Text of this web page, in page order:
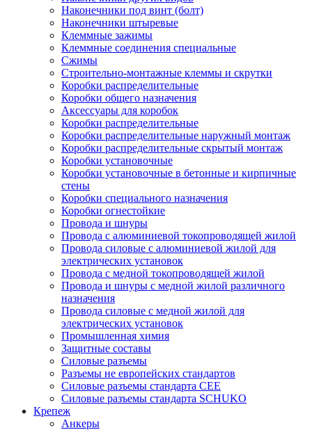
Наконечники под винт (болт)
Наконечники штыревые
Клеммные зажимы
Клеммные соединения специальные
Сжимы
Строительно-монтажные клеммы и скрутки
Коробки распределительные
Коробки общего назначения
Аксессуары для коробок
Коробки распределительные
Коробки распределительные наружный монтаж
Коробки распределительные скрытый монтаж
Коробки установочные
Коробки установочные в бетонные и кирпичные
стены
Коробки специального назначения
Коробки огнестойкие
Провода и шнуры
Провода с алюминиевой токопроводящей жилой
Провода силовые с алюминиевой жилой для
электрических установок
Провода с медной токопроводящей жилой
Провода и шнуры с медной жилой различного
назначения
Провода силовые с медной жилой для
электрических установок
Промышленная химия
Защитные составы
Силовые разъемы
Разъемы не европейских стандартов
Силовые разъемы стандарта CEE
Силовые разъемы стандарта SCHUKO
Крепеж
Анкеры